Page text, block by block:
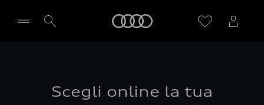
Scegli online la tua